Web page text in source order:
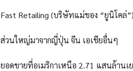
Fast Retailing (บริษัทแม่ของ “ยูนิโคล่
ส่วนใหญ่มาจากญี่ปุ่น จีน เอเชียอื่นๆ
ยอดขายที่อเมริกาเหนือ 2.71 แสนล้านเ